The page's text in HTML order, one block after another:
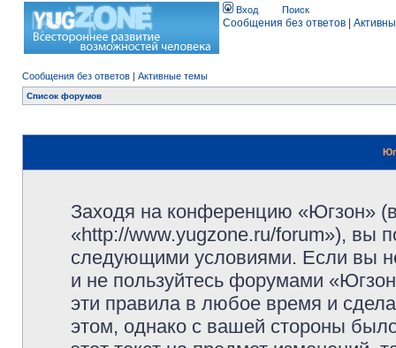
Вход Поиск
Сообщения без ответов
Сообщения без ответов | Активные темы
Список форумов
Заходя на конференцию «Югзон»
«http://www.yugzone.ru/forum»), вы
следующими условиями. Если вы
и не пользуйтесь форумами
эти правила в любое время и
этом, однако с вашей стороны